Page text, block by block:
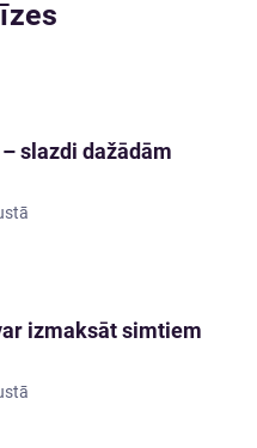
slazdi dažādām
izmaksāt simtiem